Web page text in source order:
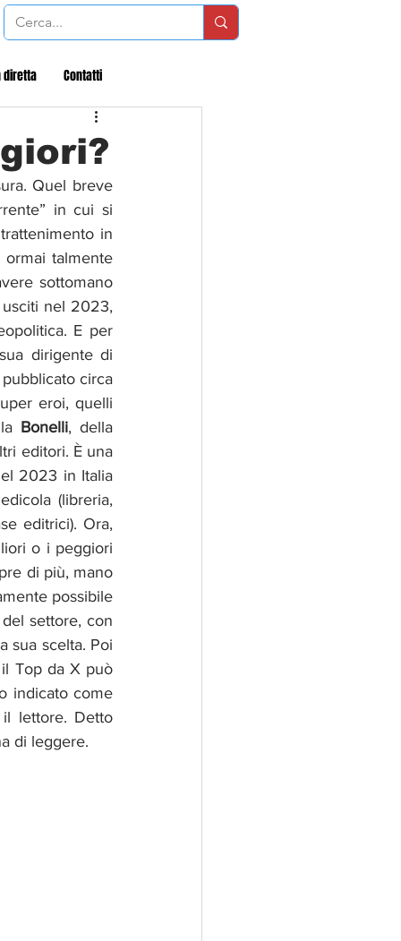
diretta Contatti
Quel breve
in cui si
in
ormai talmente
sottomano
usciti nel 2023,
E per
dirigente di
circa
eroi, quelli
Bonelli, della
editori. È una
2023 in Italia
(libreria,
editrici). Ora,
o i peggiori
di più, mano
possibile
settore, con
sua scelta. Poi
Top da X può
indicato come
lettore. Detto
di leggere.